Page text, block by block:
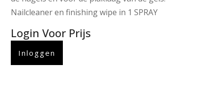
Nailcleaner en finishing wipe in 1 SPRAY
Login Voor Prijs
Inloggen